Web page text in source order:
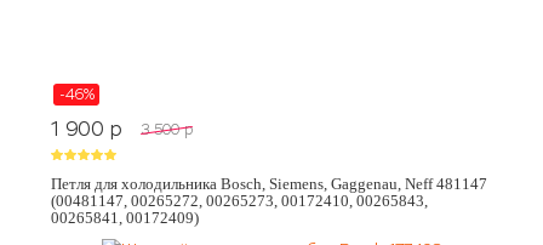
-46%
1 900 p 3 500 p
Петля для холодильника Bosch, Siemens, Gaggenau, Neff 481147
(00481147, 00265272, 00265273, 00172410, 00265843,
00265841, 00172409)